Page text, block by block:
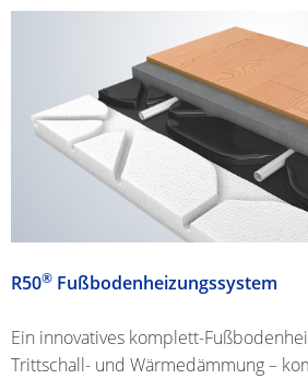
R50® Fußbodenheizungssystem
Ein innovatives komplett-
Trittschall- und Wärmedämmung –